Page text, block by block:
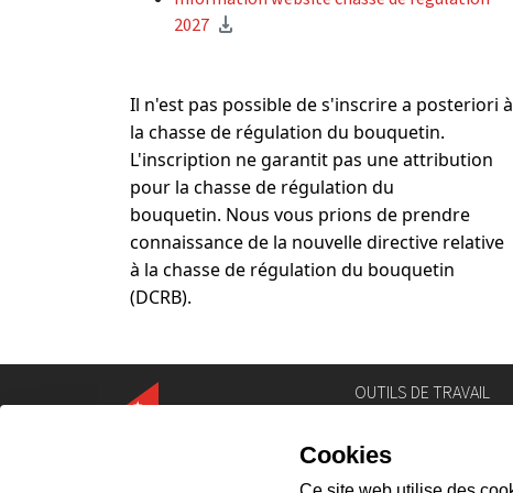
2027
Il n'est pas possible de s'inscrire a posteriori à
la chasse de régulation du bouquetin.
L'inscription ne garantit pas une attribution
pour la chasse de régulation du
bouquetin. Nous vous prions de prendre
connaissance de la nouvelle directive relative
à la chasse de régulation du bouquetin
(DCRB).
OUTILS DE TRAVAIL
Géoportail